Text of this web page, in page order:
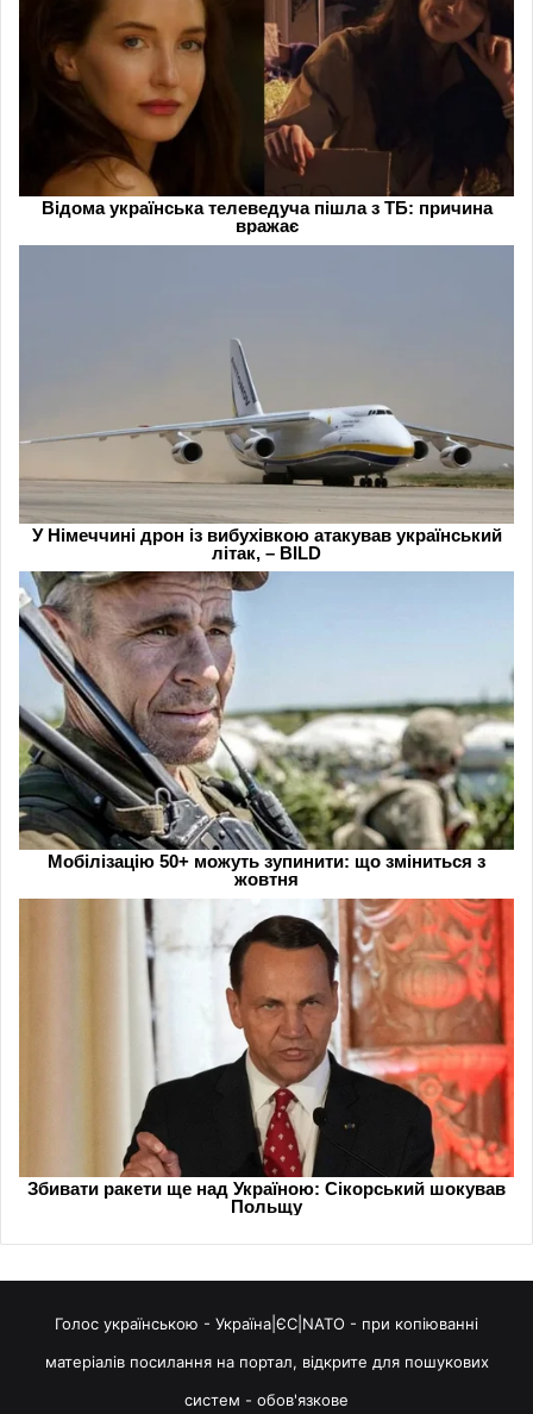
Голос українською - Україна|ЄС|NATO - при копіюванні
матеріалів посилання на портал, відкрите для пошукових
систем - обов'язкове